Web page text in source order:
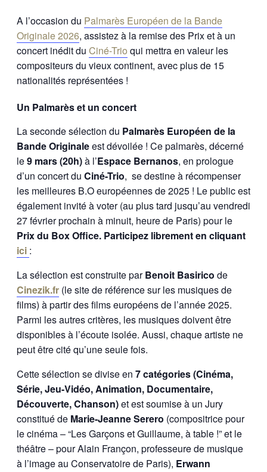
A l’occasion du Palmarès Européen de la Bande
Originale 2026, assistez à la remise des Prix et à un
concert inédit du Ciné-Trio qui mettra en valeur les
compositeurs du vieux continent, avec plus de 15
nationalités représentées !
Un Palmarès et un concert
La seconde sélection du Palmarès Européen de la
Bande Originaleest dévoilée ! Ce palmarès, décerné
le9 mars (20h)à l’Espace Bernanos, en prologue
d’un concert du Ciné-Trio, se destine à récompenser
les meilleures B.O européennes de 2025 ! Le public est
également invité à voter (au plus tard jusqu’au vendredi
27 février prochain à minuit, heure de Paris) pour le
Prix du Box Office. Participez librement en cliquant
ici :
La sélection est construite parBenoit Basirico de
Cinezik.fr (le site de référence sur les musiques de
films) à partir des films européens de l’année 2025.
Parmi les autres critères, les musiques doivent être
disponibles à l’écoute isolée. Aussi, chaque artiste ne
peut être cité qu’une seule fois.
Cette sélection se divise en 7 catégories(Cinéma,
Série, Jeu-Vidéo, Animation, Documentaire,
Découverte, Chanson)et est soumise à un Jury
constitué de Marie-Jeanne Serero (compositrice pour
le cinéma – “Les Garçons et Guillaume, à table !” et le
théâtre – pour Alain Françon, professeure de musique
à l’image au Conservatoire de Paris), Erwann